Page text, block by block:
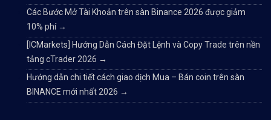
Các Bước Mở Tài Khoản trên sàn Binance 2026 được giảm
10% phí →
[ICMarkets] Hướng Dẫn Cách Đặt Lệnh và Copy Trade trên nền
tảng cTrader 2026 →
Hướng dẫn chi tiết cách giao dịch Mua – Bán coin trên sàn
BINANCE mới nhất 2026 →